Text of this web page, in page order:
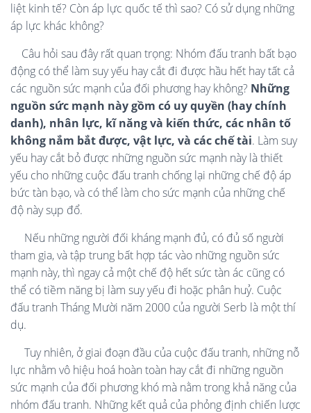
liệt kinh tế? Còn áp lực quốc tế thì sao? Có sử dụng những
áp lực khác không?
Câu hỏi sau đây rất quan trọng: Nhóm đấu tranh bất bạo
động có thể làm suy yếu hay cắt đi được hầu hết hay tất cả
các nguồn sức mạnh của đối phương hay không? Những
nguồn sức mạnh này gồm có uy quyền (hay chính
danh), nhân lực, kĩ năng và kiến thức, các nhân tố
không nắm bắt được, vật lực, và các chế tài. Làm suy
yếu hay cắt bỏ được những nguồn sức mạnh này là thiết
yếu cho những cuộc đấu tranh chống lại những chế độ áp
bức tàn bạo, và có thể làm cho sức mạnh của những chế
độ này sụp đổ.
Nếu những người đối kháng mạnh đủ, có đủ số người
tham gia, và tập trung bất hợp tác vào những nguồn sức
mạnh này, thì ngay cả một chế độ hết sức tàn ác cũng có
thể có tiềm năng bị làm suy yếu đi hoặc phân huỷ. Cuộc
đấu tranh Tháng Mười năm 2000 của người Serb là một thí
dụ.
Tuy nhiên, ở giai đoạn đầu của cuộc đấu tranh, những nỗ
lực nhằm vô hiệu hoá hoàn toàn hay cắt đi những nguồn
sức mạnh của đối phương khó mà nằm trong khả năng của
nhóm đấu tranh. Những kết quả của phỏng định chiến lược